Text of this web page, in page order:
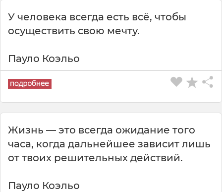
У человека всегда есть всё, чтобы
осуществить свою мечту.
Пауло Коэльо
Жизнь — это всегда ожидание того
часа, когда дальнейшее зависит лишь
от твоих решительных действий.
Пауло Коэльо